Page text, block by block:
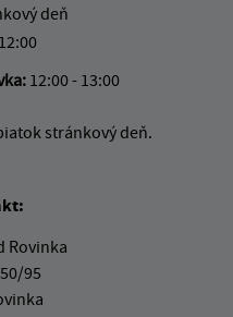
deň
12:00 - 13:00
stránkový deň.
Rovinka
95